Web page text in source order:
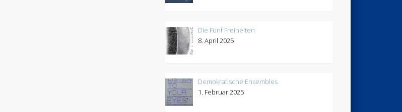
Die Fünf Freiheiten
8. April 2025
Demokratische Ensembles
1. Februar 2025